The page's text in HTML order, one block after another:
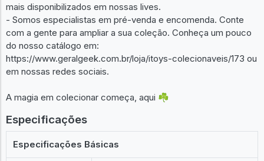
mais disponibilizados em nossas lives.
- Somos especialistas em pré-venda e encomenda. Conte
com a gente para ampliar a sua coleção. Conheça um pouco
do nosso catálogo em:
https://www.geralgeek.com.br/loja/itoys-colecionaveis/173 ou
em nossas redes sociais.
A magia em colecionar começa, aqui ☘️
Especificações
Especificações Básicas